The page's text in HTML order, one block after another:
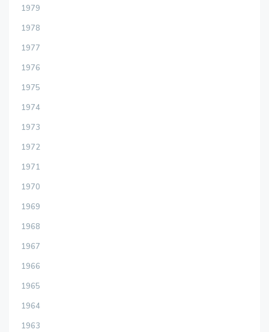
1979
1978
1977
1976
1975
1974
1973
1972
1971
1970
1969
1968
1967
1966
1965
1964
1963